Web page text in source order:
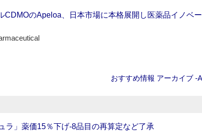
CDMOのApeloa、日本市場に本格展開し医薬品イノベ
おすすめ情報 アーカイブ
ラ」薬価15％下げ‐8品目の再算定など了承